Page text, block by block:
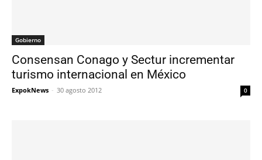
Gobierno
Consensan Conago y Sectur incrementar
turismo internacional en México
ExpokNews - 30 agosto 2012 0